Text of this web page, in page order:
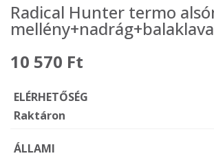
Radical Hunter termo
10 570 Ft
ELÉRHETŐSÉG
Raktáron
ÁLLAMI